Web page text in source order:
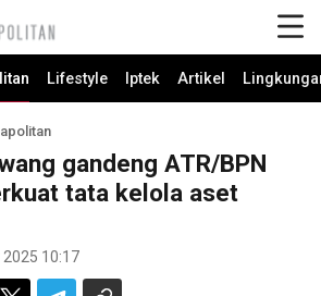
Lifestyle Iptek Artikel
gandeng ATR/BPN
tata kelola aset
10:17